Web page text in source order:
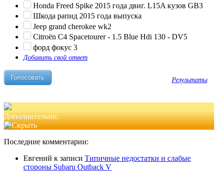
Honda Freed Spike 2015 года двиг. L15A кузов GB3
Шкода рапид 2015 года выпуска
Jeep grand cherokee wk2
Citroën C4 Spacetourer - 1.5 Blue Hdi 130 - DV5
форд фокус 3
Добавить свой ответ
Результаты
Дополнительно:
Последние комментарии:
Евгений к записи Типичные недостатки и слабые
стороны Subaru Outback V